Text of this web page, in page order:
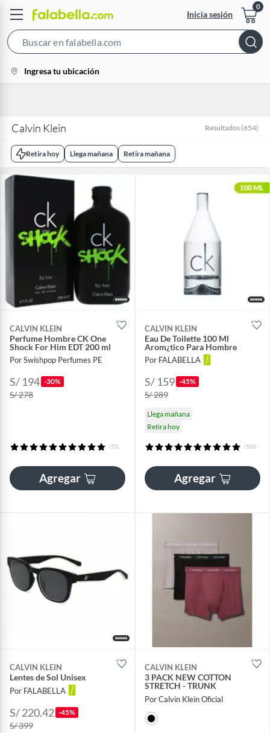
Inicia sesión
Bar
location-
icon
Ingresa tu ubicación
Calvin Klein Resultados (654)
Retira hoy Llega mañana Retira mañana
CALVIN KLEIN
Perfume Hombre CK One
Shock For Him EDT 200 ml
Por Swishpop Perfumes PE
S/ 194 -30%
S/ 278
(51)
Agregar
CALVIN KLEIN
Eau De Toilette 100 Ml
Arom¿tico Para Hombre
Por FALABELLA
S/ 159 -45%
S/ 289
Llega mañana
Retira hoy
(583)
Agregar
CALVIN KLEIN
Lentes de Sol Unisex
Por FALABELLA
S/ 220.42 -45%
S/ 399
CALVIN KLEIN
3 PACK NEW COTTON
STRETCH - TRUNK
Por Calvin Klein Oficial